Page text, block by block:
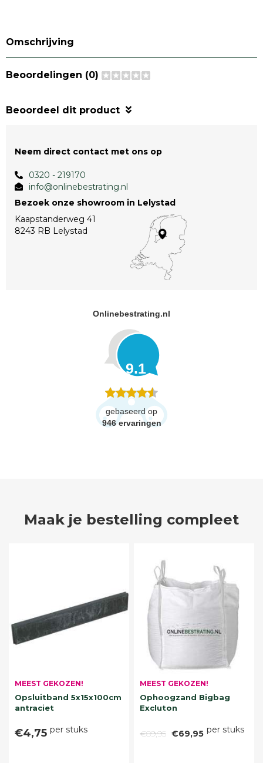
Omschrijving
Beoordelingen (0)
Beoordeel dit product
Neem direct contact met ons op
0320 - 219170
info@onlinebestrating.nl
Bezoek onze showroom in Lelystad
Kaapstanderweg 41
8243 RB Lelystad
Onlinebestrating.nl
9.1
gebaseerd op
946 ervaringen
Maak je bestelling compleet
MEEST GEKOZEN!
Opsluitband 5x15x100cm
antraciet
€4,75 per stuks
MEEST GEKOZEN!
Ophoogzand Bigbag
Excluton
€89,95 €69,95 per stuks